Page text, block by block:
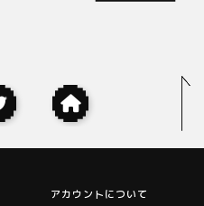
アカウントについて